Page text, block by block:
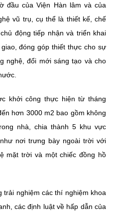
đầu của Viện Hàn lâm và của
vũ trụ, cụ thể là thiết kế, chế
động tiếp nhận và triển khai
đóng góp thiết thực cho sự
nghệ, đổi mới sáng tạo và cho
khởi công thực hiện từ tháng
hơn 3000 m2 bao gồm không
nhà, chia thành 5 khu vực
nơi trưng bày ngoài trời với
mặt trời và một chiếc đồng hồ
trải nghiệm các thí nghiệm khoa
các định luật về hấp dẫn của